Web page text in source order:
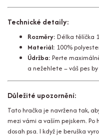
Technické detaily:
Rozměry: Délka tělíčka
Materiál: 100%
Údržba: Perte
a nežehlete – váš pes
Důležité upozornění:
Tato hračka je navržena tak,
mezi vámi a vaším pejskem.
dosah psa. I když je beruška